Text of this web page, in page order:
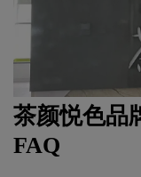
茶颜悦色品
FAQ